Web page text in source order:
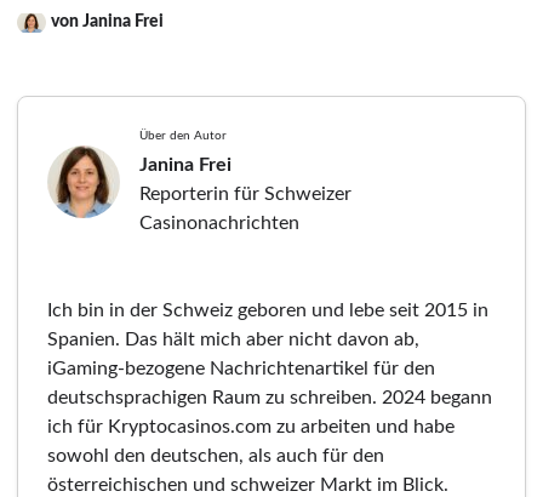
von Janina Frei
Über den Autor
Janina Frei
Reporterin für Schweizer
Casinonachrichten
Ich bin in der Schweiz geboren und lebe seit 2015 in
Spanien. Das hält mich aber nicht davon ab,
iGaming-bezogene Nachrichtenartikel für den
deutschsprachigen Raum zu schreiben. 2024 begann
ich für Kryptocasinos.com zu arbeiten und habe
sowohl den deutschen, als auch für den
österreichischen und schweizer Markt im Blick.